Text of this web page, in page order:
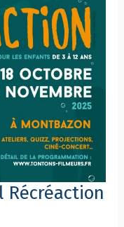
Récréaction